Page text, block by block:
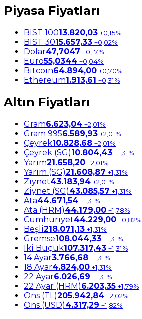
Piyasa Fiyatları
BIST 10013.820,03 +0,15%
BIST 3015.657,33 +0,02%
Dolar47,7047 +0,17%
Euro55,0344 +0,04%
Bitcoin64.894,00 +0,70%
Ethereum1.913,61 +0,31%
Altın Fiyatları
Gram6.623,04 +2,01%
Gram 9956.589,93 +2,01%
Çeyrek10.828,68 +2,01%
Çeyrek (SG)10.804,43 +1,31%
Yarım21.658,20 +2,01%
Yarım (SG)21.608,87 +1,31%
Ziynet43.183,94 +2,01%
Ziynet (SG)43.085,57 +1,31%
Ata44.671,54 +1,31%
Ata (HRM)44.179,00 +1,78%
Cumhuriyet44.229,00 +0,82%
Beşli218.071,13 +1,31%
Gremse108.044,33 +1,31%
İki Buçuk107.317,43 +1,31%
14 Ayar3.766,68 +1,31%
18 Ayar4.824,00 +1,31%
22 Ayar6.026,69 +1,31%
22 Ayar (HRM)6.203,35 +1,79%
Ons (TL)205.942,84 +2,02%
Ons (USD)4.317,29 +1,82%